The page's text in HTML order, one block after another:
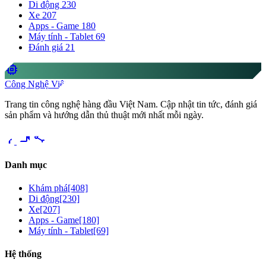
Di động 230
Xe 207
Apps - Game 180
Máy tính - Tablet69
Đánh giá 21
memory
Công Nghệ Việt
Trang tin công nghệ hàng đầu Việt Nam. Cập nhật tin tức, đánh giá
sản phẩm và hướng dẫn thủ thuật mới nhất mỗi ngày.
videocam share
Danh mục
Khám phá[408]
Di động[230]
Xe[207]
Apps - Game[180]
Máy tính - Tablet[69]
Hệ thống